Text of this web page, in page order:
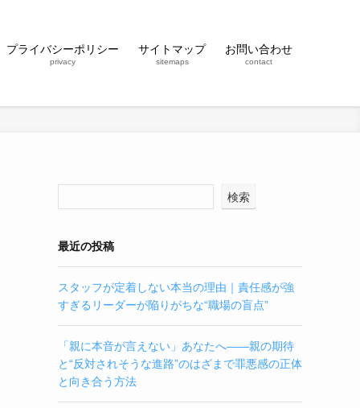
プライバシーポリシー
privacy
サイトマップ
sitemaps
お問い合わせ
contact
検索
最近の投稿
スタッフが定着しない本当の理由｜責任感が強
すぎるリーダーが陥りがちな“職場の盲点”
「親に本音が言えない」あなたへ——親の期待
と“反対されそうな進路”のはざまで罪悪感の正体
と向き合う方法